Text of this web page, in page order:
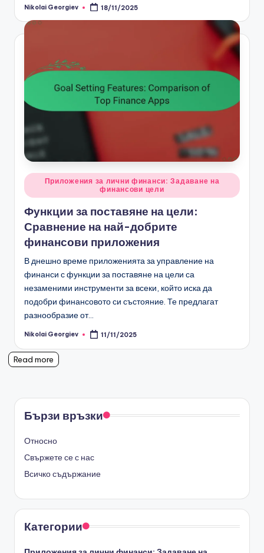
Posted
Nikolai Georgiev 18/11/2025
Posted
in
Приложения за лични финанси: Задаване на
финансови цели
Функции за поставяне на цели:
Сравнение на най-добрите
финансови приложения
В днешно време приложенията за управление на
финанси с функции за поставяне на цели са
незаменими инструменти за всеки, който иска да
подобри финансовото си състояние. Те предлагат
разнообразие от…
Posted
Nikolai Georgiev 11/11/2025
Read more
Бързи връзки
Относно
Свържете се с нас
Всичко съдържание
Категории